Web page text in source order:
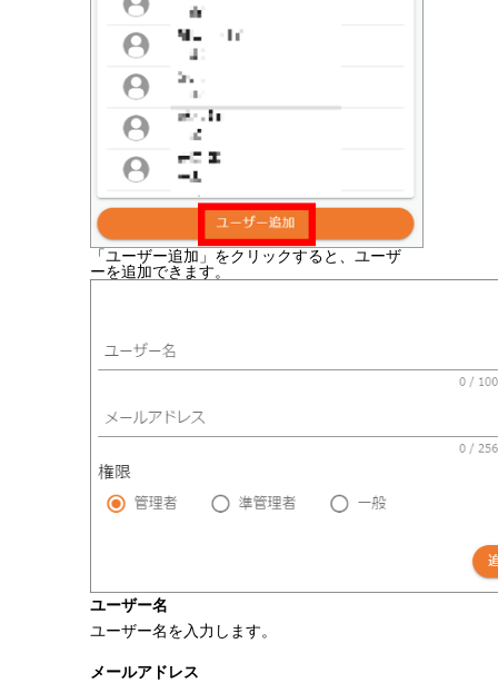
「ユーザー追加」をクリックすると、ユーザ
ーを追加できます。
ユーザー名
ユーザー名を入力します。
メールアドレス